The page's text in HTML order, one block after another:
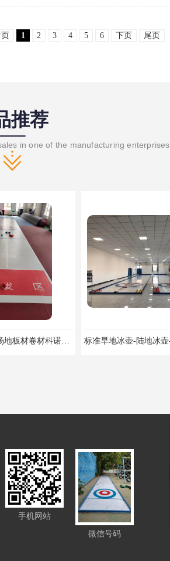
1 2 3 4 5 6 下页 尾页
推荐
in one of the manufacturing enterprises
冰蹴球-冰蹴球场地板材卷材科诺可定制
高海底板厂家科诺
手机网站
微信号码